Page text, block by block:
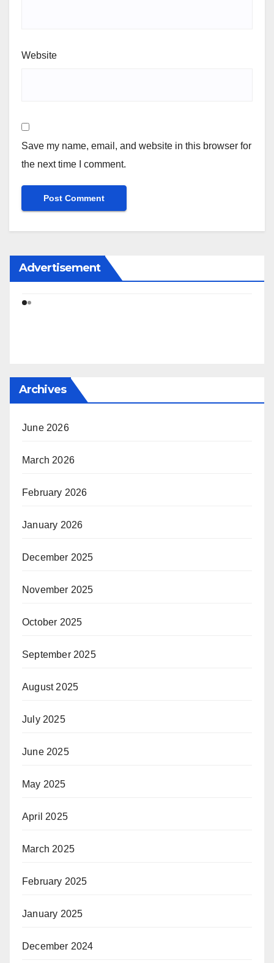
Website
Save my name, email, and website in this browser for
the next time I comment.
Advertisement
Archives
June 2026
March 2026
February 2026
January 2026
December 2025
November 2025
October 2025
September 2025
August 2025
July 2025
June 2025
May 2025
April 2025
March 2025
February 2025
January 2025
December 2024